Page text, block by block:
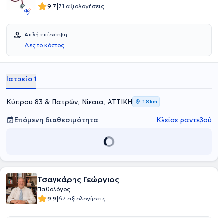
9.7|71 αξιολογήσεις
Απλή επίσκεψη
Δες το κόστος
Ιατρείο 1
Κύπρου 83 & Πατρών, Νίκαια, ΑΤΤΙΚΗ 1,8 km
Επόμενη διαθεσιμότητα Κλείσε ραντεβού
Τσαγκάρης Γεώργιος
Παθολόγος
9.9|67 αξιολογήσεις